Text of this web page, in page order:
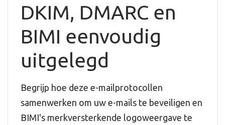
DKIM, DMARC en
BIMI eenvoudig
uitgelegd
Begrijp hoe deze e-mailprotocollen
samenwerken om uw e-mails te beveiligen en
BIMI's merkversterkende logoweergave te